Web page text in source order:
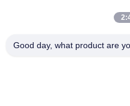
Productos
Good day, what product are